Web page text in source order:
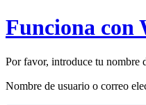
Funciona con
Por favor, introduce tu nombre
Nombre de usuario o correo